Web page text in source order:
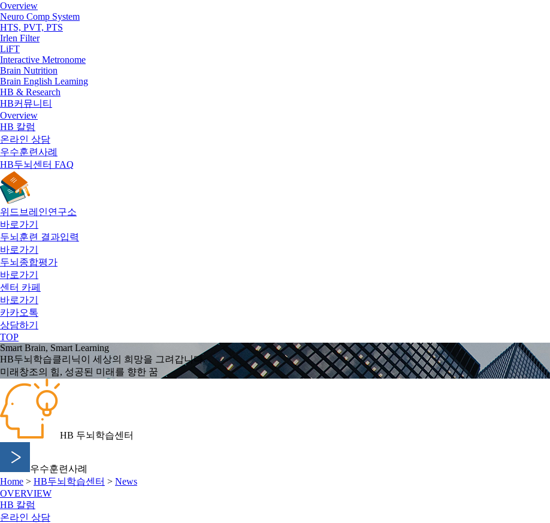
Overview
Neuro Comp System
HTS, PVT, PTS
Irlen Filter
LiFT
Interactive Metronome
Brain Nutrition
Brain English Leaming
HB & Research
HB커뮤니티
Overview
HB 칼럼
온라인 상담
우수훈련사례
HB두뇌센터 FAQ
위드브레인연구소
바로가기
두뇌훈련 결과입력
바로가기
두뇌종합평가
바로가기
센터 카페
바로가기
카카오톡
상담하기
TOP
Smart Brain, Smart Learning
HB두뇌학습클리닉이 세상의 희망을 그려갑니다.
미래창조의 힘, 성공된 미래를 향한 꿈
HB 두뇌학습센터
우수훈련사례
Home > HB두뇌학습센터 > News
OVERVIEW
HB 칼럼
온라인 상담